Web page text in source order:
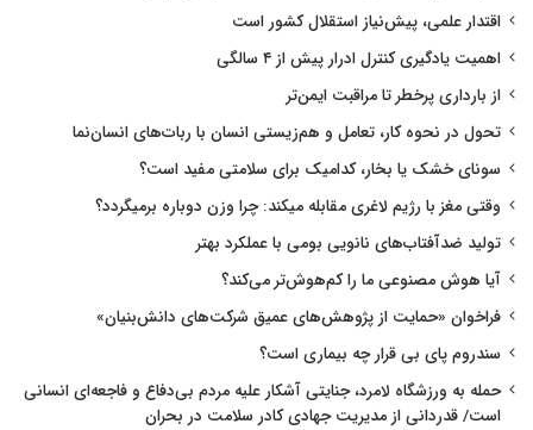
اقتدار علمی، پیش‌نیاز استقلال کشور است
اهمیت یادگیری کنترل ادرار پیش از ۴ سالگی
از بارداری پرخطر تا مراقبت ایمن‌تر
تحول در نحوه کار، تعامل و هم‌زیستی انسان با ربات‌های انسان‌نما
سونای خشک یا بخار، کدامیک برای سلامتی مفید است؟
وقتی مغز با رژیم لاغری مقابله میکند: چرا وزن دوباره برمیگردد؟
تولید ضدآفتاب‌های نانویی بومی با عملکرد بهتر
آیا هوش مصنوعی ما را کم‌هوش‌تر می‌کند؟
فراخوان «حمایت از پژوهش‌های عمیق شرکت‌های دانش‌بنیان»
سندروم پای بی قرار چه بیماری است؟
حمله به ورزشگاه لامرد، جنایتی آشکار علیه مردم بی‌دفاع و فاجعه‌ای انسانی
است/ قدردانی از مدیریت جهادی کادر سلامت در بحران